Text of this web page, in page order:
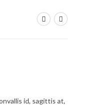
id, sagittis at,